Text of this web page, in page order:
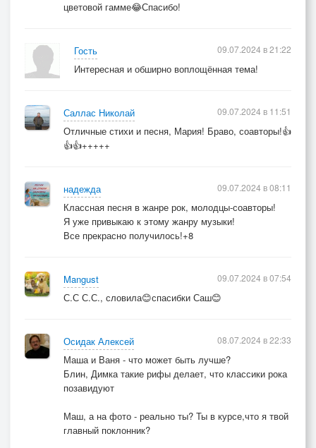
цветовой гамме😂Спасибо!
Гость
Интересная и обширно воплощённая тема!
09.07.2024 в 21:22
Саллас Николай
Отличные стихи и песня, Мария! Браво, соавторы!👍
👍👍+++++
09.07.2024 в 11:51
надежда
Классная песня в жанре рок, молодцы-соавторы!
Я уже привыкаю к этому жанру музыки!
Все прекрасно получилось!+8
09.07.2024 в 08:11
Mangust
С.С С.С., словила😊спасибки Саш😊
09.07.2024 в 07:54
Осидак Алексей
Маша и Ваня - что может быть лучше?
Блин, Димка такие рифы делает, что классики рока
позавидуют
Маш, а на фото - реально ты? Ты в курсе,что я твой
главный поклонник?
08.07.2024 в 22:33